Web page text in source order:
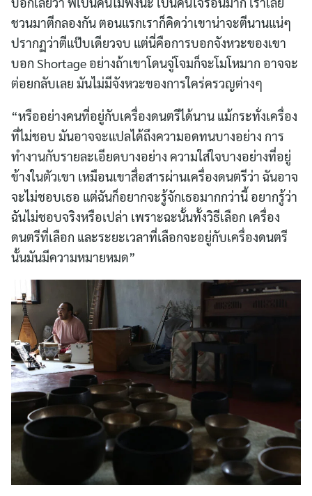
ชวนมาตีกลองกัน ตอนแรกเราก็คิดว่าเขาน่าจะตีนานแน่ๆ
ปรากฏว่าตีแป๊บเดียวจบ แต่นี่คือการบอกจังหวะของเขา
บอก Shortage อย่างถ้าเขาโดนจู่โจมก็จะโมโหมาก อาจจะ
ต่อยกลับเลย มันไม่มีจังหวะของการใคร่ครวญต่างๆ
“หรืออย่างคนที่อยู่กับเครื่องดนตรีได้นาน แม้กระทั่งเครื่อง
ที่ไม่ชอบ มันอาจจะแปลได้ถึงความอดทนบางอย่าง การ
ทำงานกับรายละเอียดบางอย่าง ความใส่ใจบางอย่างที่อยู่
ข้างในตัวเขา เหมือนเขาสื่อสารผ่านเครื่องดนตรีว่า ฉันอาจ
จะไม่ชอบเธอ แต่ฉันก็อยากจะรู้จักเธอมากกว่านี้ อยากรู้ว่า
ฉันไม่ชอบจริงหรือเปล่า เพราะฉะนั้นทั้งวิธีเลือก เครื่อง
ดนตรีที่เลือก และระยะเวลาที่เลือกจะอยู่กับเครื่องดนตรี
นั้นมันมีความหมายหมด”